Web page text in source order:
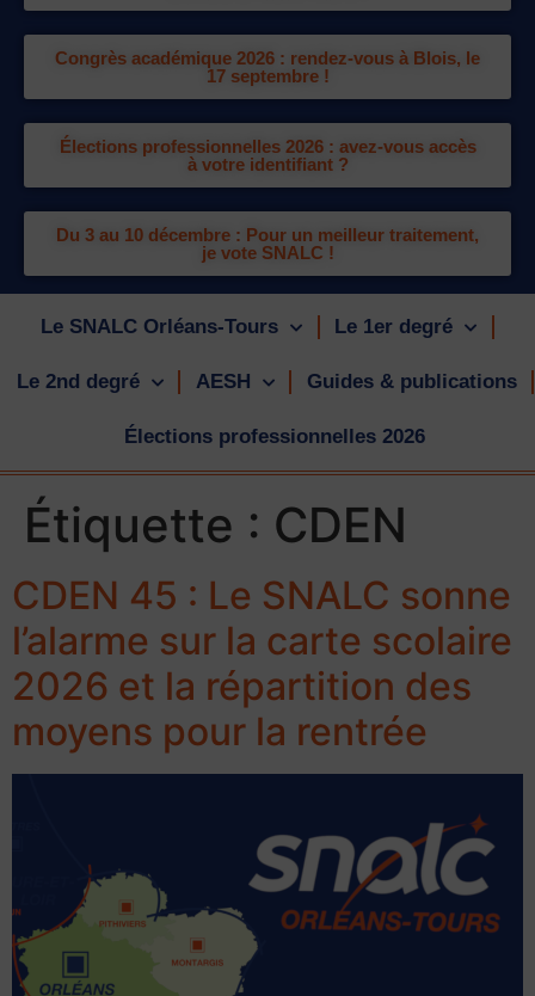
Congrès académique 2026 : rendez-vous à Blois, le
17 septembre !
Élections professionnelles 2026 : avez-vous accès
à votre identifiant ?
Du 3 au 10 décembre : Pour un meilleur traitement,
je vote SNALC !
Le SNALC Orléans-Tours Le 1er degré
Le 2nd degré AESH Guides & publications
Élections professionnelles 2026
Étiquette : CDEN
CDEN 45 : Le SNALC sonne
l’alarme sur la carte scolaire
2026 et la répartition des
moyens pour la rentrée